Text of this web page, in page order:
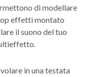
di modellare
effetti montato
il suono del tuo
in una testata